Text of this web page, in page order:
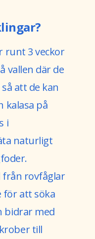
runt 3 veckor
vallen där de
att de kan
kalasa på
i
naturligt
från rovfåglar
för att söka
bidrar med
till